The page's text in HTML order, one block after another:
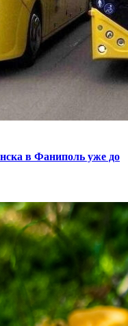
в Фаниполь уже до